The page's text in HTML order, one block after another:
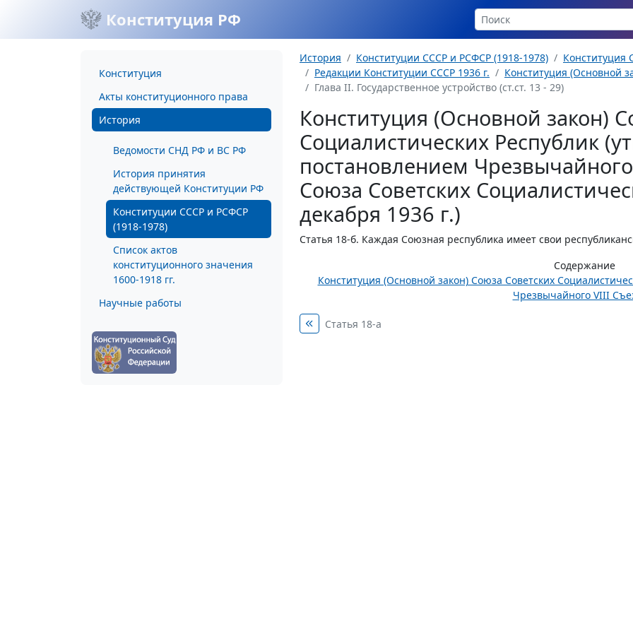
Конституция РФ
Конституция
Акты конституционного права
История
Ведомости СНД РФ и ВС РФ
История принятия
действующей Конституции РФ
Конституции СССР и РСФСР
(1918-1978)
Список актов
конституционного значения
1600-1918 гг.
Научные работы
История Конституции СССР и РСФСР (1918-1978)
Конституция
Редакции Конституции СССР 1936 г.
Конституция (Основной
Глава II. Государственное устройство (ст.ст. 13 - 29)
Конституция (Основной закон)
Социалистических Республик
постановлением
Союза Советских
декабря 1936 г.)
Статья 18-б. Каждая Союзная республика имеет свои
Содержание
Конституция (Основной закон) Союза Советских
Чрезвычайного VIII
Статья 18-а